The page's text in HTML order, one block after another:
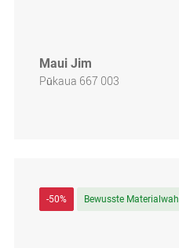
Maui Jim
Pūkaua 667 003
-50% Bewusste Materialwahl